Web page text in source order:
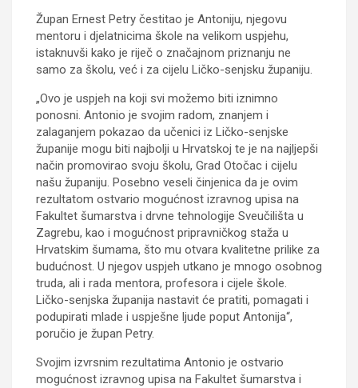
Župan Ernest Petry čestitao je Antoniju, njegovu
mentoru i djelatnicima škole na velikom uspjehu,
istaknuvši kako je riječ o značajnom priznanju ne
samo za školu, već i za cijelu Ličko-senjsku županiju.
„Ovo je uspjeh na koji svi možemo biti iznimno
ponosni. Antonio je svojim radom, znanjem i
zalaganjem pokazao da učenici iz Ličko-senjske
županije mogu biti najbolji u Hrvatskoj te je na najljepši
način promovirao svoju školu, Grad Otočac i cijelu
našu županiju. Posebno veseli činjenica da je ovim
rezultatom ostvario mogućnost izravnog upisa na
Fakultet šumarstva i drvne tehnologije Sveučilišta u
Zagrebu, kao i mogućnost pripravničkog staža u
Hrvatskim šumama, što mu otvara kvalitetne prilike za
budućnost. U njegov uspjeh utkano je mnogo osobnog
truda, ali i rada mentora, profesora i cijele škole.
Ličko-senjska županija nastavit će pratiti, pomagati i
podupirati mlade i uspješne ljude poput Antonija“,
poručio je župan Petry.
Svojim izvrsnim rezultatima Antonio je ostvario
mogućnost izravnog upisa na Fakultet šumarstva i